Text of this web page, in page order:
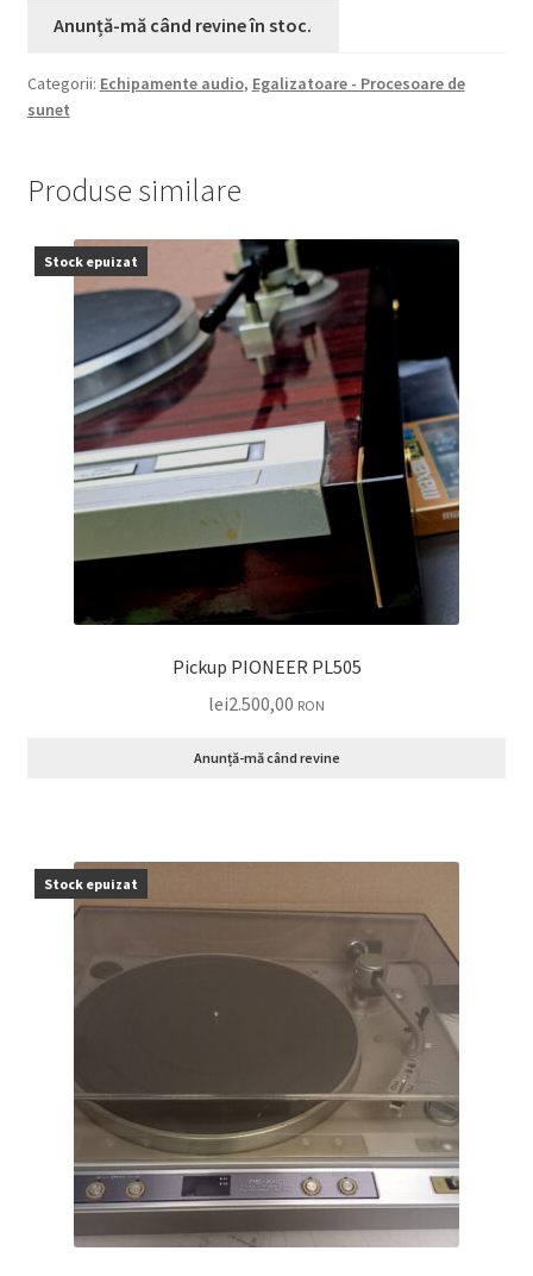
Categorii: Echipamente audio, Egalizatoare - Procesoare de
sunet
Produse similare
Stock epuizat
Pickup PIONEER PL505
lei2.500,00 RON
Anunță-mă când revine
Stock epuizat